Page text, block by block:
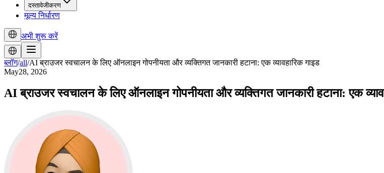
दस्तावेजीकरण
मूल्य निर्धारण
अभी शुरू करें
ब्लॉग/all/AI ब्राउजर स्वचालन के लिए ऑनलाइन गोपनीयता और व्यक्तिगत जानकारी हटाना: एक व्यावहारिक गाइड
May28, 2026
AI ब्राउजर स्वचालन के लिए ऑनलाइन गोपनीयता और व्यक्तिगत जानकारी हटाना: एक